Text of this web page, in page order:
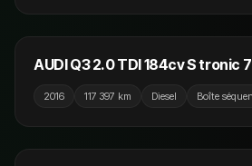
AUDI Q3 2.0 TDI 184cv S tronic
Select
2016 117 397 km Diesel Boîte